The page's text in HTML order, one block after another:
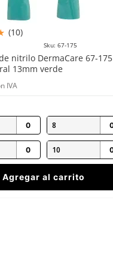
(10)
Sku: 67-175
nitrilo DermaCare 67-175
13mm verde
IVA
8
10
Agregar al carrito